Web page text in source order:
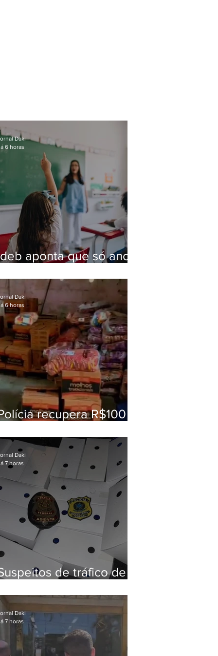
aponta que só anos
da educação
Daki
6 horas
recupera R$100
Fluminense
Daki
6 horas
de tráfico de
com 50 aves
Daki
7 horas
Daki
7 horas